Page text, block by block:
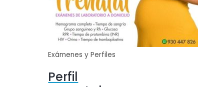
Exámenes y Perfiles
Perfil